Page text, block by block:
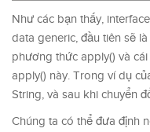
Như các bạn thấy,
data generic, đầu tiên sẽ
phương thức apply() và
apply() này. Trong ví dụ
String, và sau khi chuyển
Chúng ta có thể đưa định